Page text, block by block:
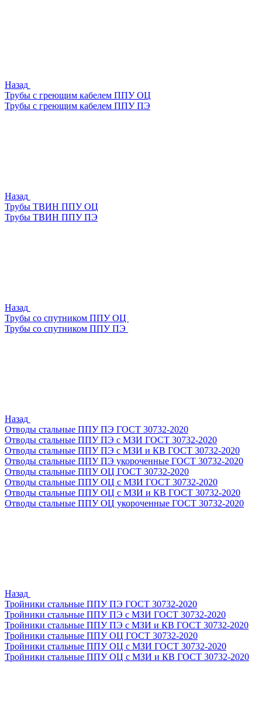
Назад
Трубы с греющим кабелем ППУ ОЦ
Трубы с греющим кабелем ППУ ПЭ
Назад
Трубы ТВИН ППУ ОЦ
Трубы ТВИН ППУ ПЭ
Назад
Трубы со спутником ППУ ОЦ
Трубы со спутником ППУ ПЭ
Назад
Отводы стальные ППУ ПЭ ГОСТ 30732-2020
Отводы стальные ППУ ПЭ с МЗИ ГОСТ 30732-2020
Отводы стальные ППУ ПЭ с МЗИ и КВ ГОСТ 30732-2020
Отводы стальные ППУ ПЭ укороченные ГОСТ 30732-2020
Отводы стальные ППУ ОЦ ГОСТ 30732-2020
Отводы стальные ППУ ОЦ с МЗИ ГОСТ 30732-2020
Отводы стальные ППУ ОЦ с МЗИ и КВ ГОСТ 30732-2020
Отводы стальные ППУ ОЦ укороченные ГОСТ 30732-2020
Назад
Тройники стальные ППУ ПЭ ГОСТ 30732-2020
Тройники стальные ППУ ПЭ с МЗИ ГОСТ 30732-2020
Тройники стальные ППУ ПЭ с МЗИ и КВ ГОСТ 30732-2020
Тройники стальные ППУ ОЦ ГОСТ 30732-2020
Тройники стальные ППУ ОЦ с МЗИ ГОСТ 30732-2020
Тройники стальные ППУ ОЦ с МЗИ и КВ ГОСТ 30732-2020